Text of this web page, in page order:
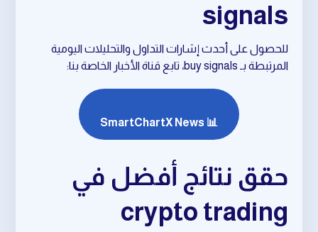
signals
للحصول على أحدث إشارات التداول والتحليلات اليومية
المرتبطة بـ buy signals، تابع قناة الأخبار الخاصة بنا:
📊 SmartChartX News
حقق نتائج أفضل في
crypto trading